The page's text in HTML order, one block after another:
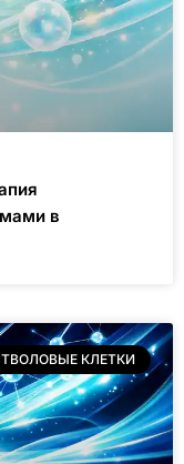
в
КЛЕТКИ